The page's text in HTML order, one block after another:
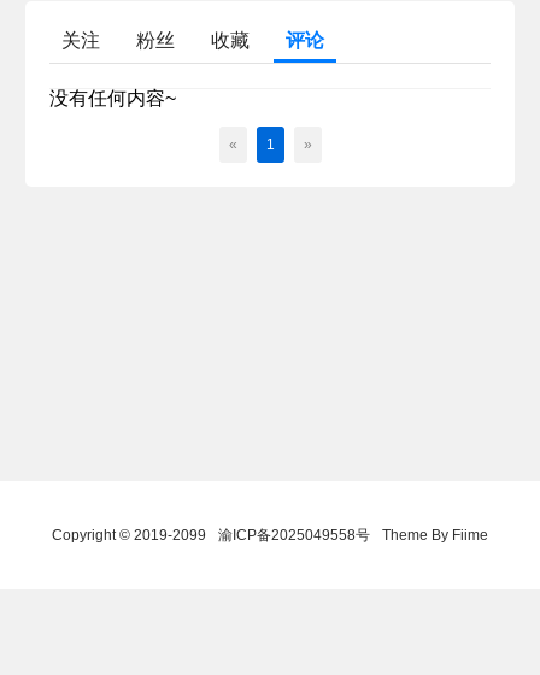
关注 粉丝 收藏 评论
没有任何内容~
« 1 »
Copyright © 2019-2099 渝ICP备2025049558号 Theme By Fiime